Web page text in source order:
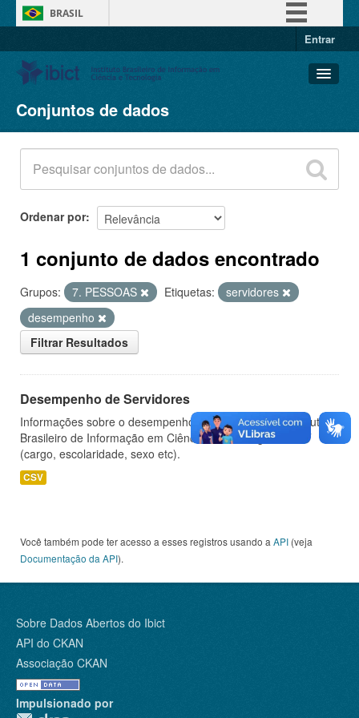
BRASIL
Entrar
Conjuntos de dados
Organizações
Grupos
Sobre
Conjuntos de dados
Ordenar por
1 conjunto de dados encontrado
Grupos: 7. PESSOAS Etiquetas:
servidores
desempenho
Filtrar Resultados
Desempenho de Servidores
Informações sobre o desempenho de servidores do Instituto
Brasileiro de Informação em Ciência e Tecnologia - IBICT
(cargo, escolaridade, sexo etc).
CSV
Você também pode ter acesso a esses registros usando a API (veja
Documentação da API).
Sobre Dados Abertos do Ibict
API do CKAN
Associação CKAN
Impulsionado por